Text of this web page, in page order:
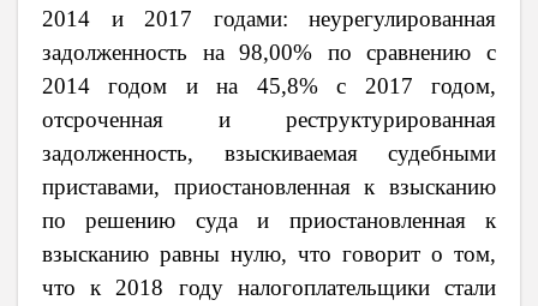
2014 и 2017 годами: неурегулированная
задолженность на 98,00% по сравнению с
2014 годом и на 45,8% с 2017 годом,
отсроченная и реструктурированная
задолженность, взыскиваемая судебными
приставами, приостановленная к взысканию
по решению суда и приостановленная к
взысканию равны нулю, что говорит о том,
что к 2018 году налогоплательщики стали